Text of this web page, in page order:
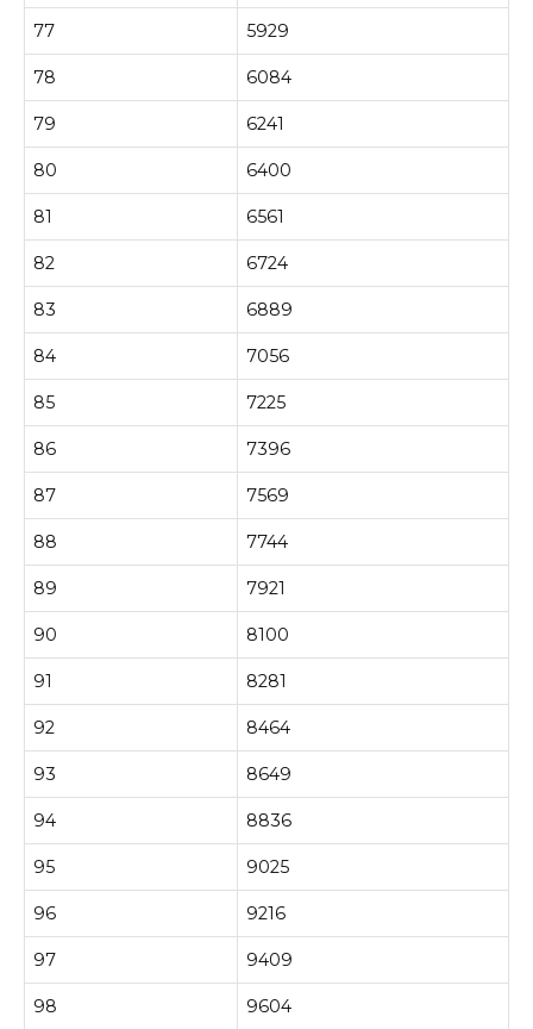
77 5929
78 6084
79 6241
80 6400
81 6561
82 6724
83 6889
84 7056
85 7225
86 7396
87 7569
88 7744
89 7921
90 8100
91 8281
92 8464
93 8649
94 8836
95 9025
96 9216
97 9409
98 9604